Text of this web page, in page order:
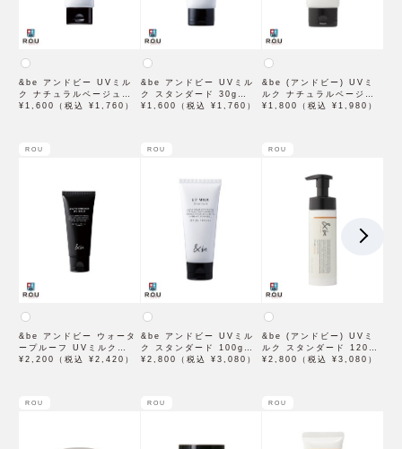
&be アンドビー UVミル
ク ナチュラルベージュ
30g SPF50＋・PA＋＋＋
¥1,600（税込 ¥1,760）
&be アンドビー UVミル
ク スタンダード 30g
SPF50＋ PA++++
¥1,600（税込 ¥1,760）
&be (アンドビー) UVミ
ルク ナチュラルベージュ
30g SPF50 PA++++
¥1,800（税込 ¥1,980）
ROU
&be アンドビー ウォータ
ープルーフ UVミルク
60g【2024年5月新商品】
¥2,200（税込 ¥2,420）
ROU
&be アンドビー UVミル
ク スタンダード 100g
SPF50 ＋・PA＋＋＋＋
¥2,800（税込 ¥3,080）
ROU
&be (アンドビー) UVミ
ルク スタンダード 120g
SPF50 PA++++ 【2022
¥2,800（税込 ¥3,080）
ROU ROU ROU